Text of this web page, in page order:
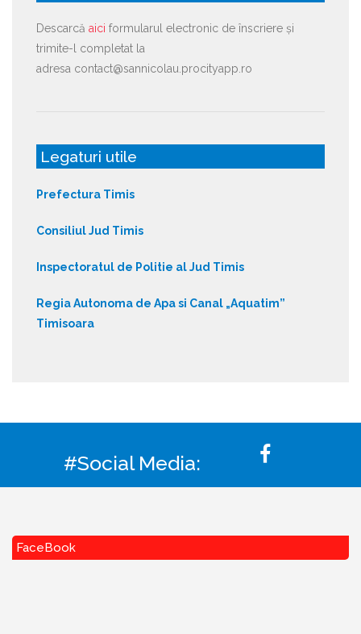
Descarcă aici formularul electronic de înscriere și
trimite-l completat la
adresa contact@sannicolau.procityapp.ro
Legaturi utile
Prefectura Timis
Consiliul Jud Timis
Inspectoratul de Politie al Jud Timis
Regia Autonoma de Apa si Canal „Aquatim”
Timisoara
#Social Media:
FaceBook